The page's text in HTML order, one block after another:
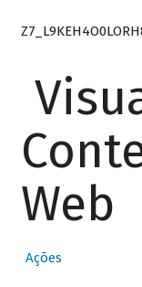
Web
Ações